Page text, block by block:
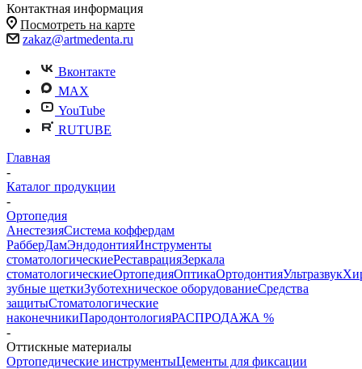
Контактная информация
Посмотреть на карте
zakaz@artmedenta.ru
Вконтакте
MAX
YouTube
RUTUBE
Главная
-
Каталог продукции
-
Ортопедия
АнестезияСистема коффердам
РабберДамЭндодонтияИнструменты
стоматологическиеРеставрацияЗеркала
стоматологическиеОртопедияОптикаОртодонтияУльтразвук
зубные щеткиЗуботехническое оборудованиеСредства
защитыСтоматологические
наконечникиПародонтологияРАСПРОДАЖА %
-
Оттискные материалы
Ортопедические инструментыЦементы для фиксации